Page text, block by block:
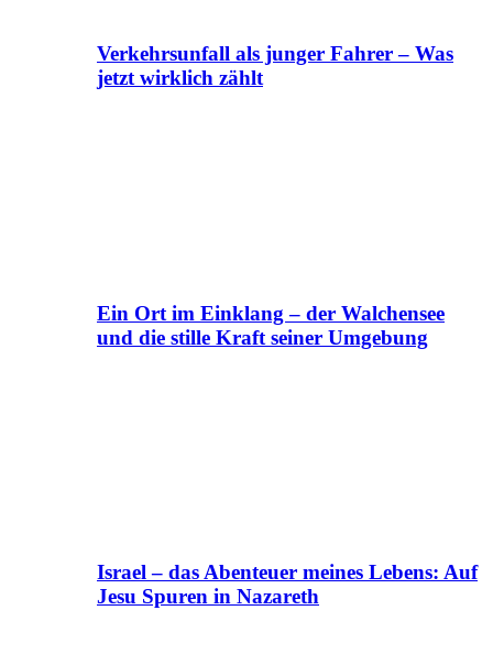
Verkehrsunfall als junger Fahrer – Was
jetzt wirklich zählt
Ein Ort im Einklang – der Walchensee
und die stille Kraft seiner Umgebung
Israel – das Abenteuer meines Lebens: Auf
Jesu Spuren in Nazareth